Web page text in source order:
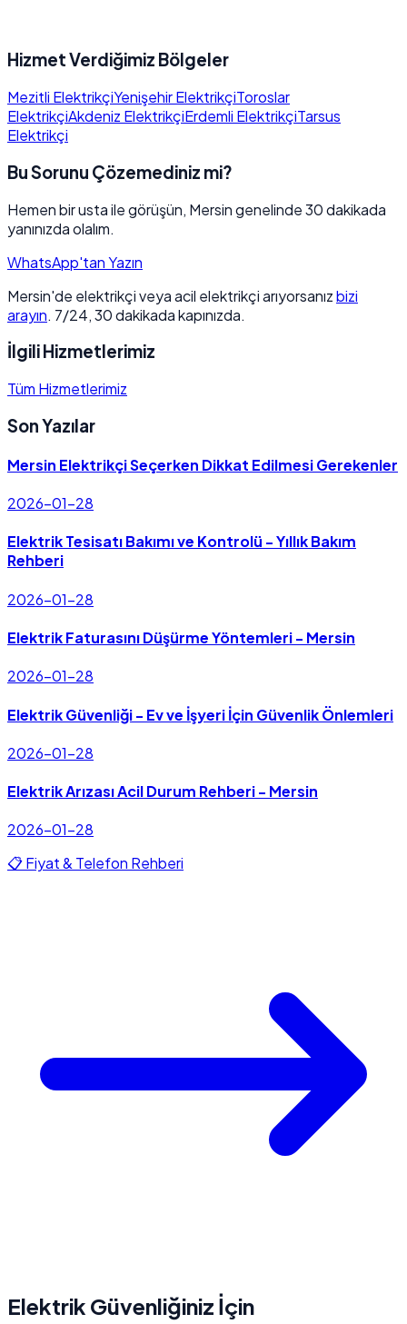
Hizmet Verdiğimiz Bölgeler
Mezitli ElektrikçiYenişehir ElektrikçiToroslar
ElektrikçiAkdeniz ElektrikçiErdemli ElektrikçiTarsus
Elektrikçi
Bu Sorunu Çözemediniz mi?
Hemen bir usta ile görüşün, Mersin genelinde 30 dakikada
yanınızda olalım.
WhatsApp'tan Yazın
Mersin'de elektrikçi veya acil elektrikçi arıyorsanızbizi
arayın. 7/24, 30 dakikada kapınızda.
İlgili Hizmetlerimiz
Tüm Hizmetlerimiz
Son Yazılar
Mersin Elektrikçi Seçerken Dikkat Edilmesi Gerekenler
2026-01-28
Elektrik Tesisatı Bakımı ve Kontrolü - Yıllık Bakım
Rehberi
2026-01-28
Elektrik Faturasını Düşürme Yöntemleri - Mersin
2026-01-28
Elektrik Güvenliği - Ev ve İşyeri İçin Güvenlik Önlemleri
2026-01-28
Elektrik Arızası Acil Durum Rehberi - Mersin
2026-01-28
📋 Fiyat & Telefon Rehberi
Elektrik Güvenliğiniz İçin